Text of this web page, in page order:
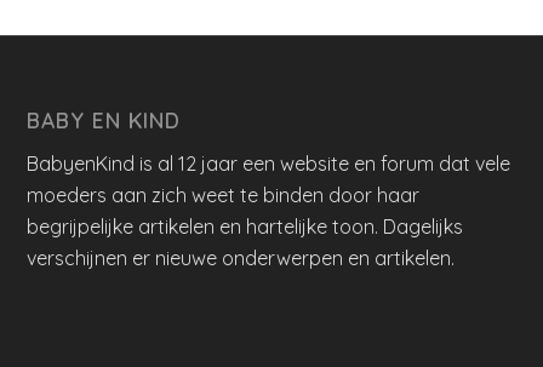
BABY EN KIND
BabyenKind is al 12 jaar een website en forum dat vele
moeders aan zich weet te binden door haar
begrijpelijke artikelen en hartelijke toon. Dagelijks
verschijnen er nieuwe onderwerpen en artikelen.